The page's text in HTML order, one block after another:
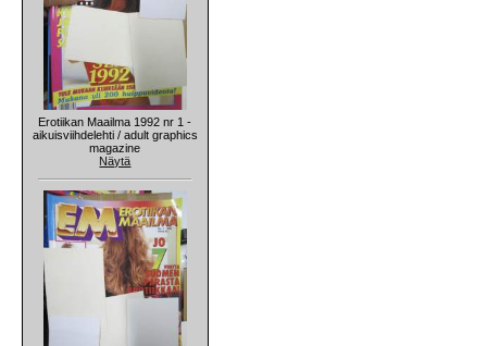
Erotiikan Maailma 1992 nr 1 -
aikuisviihdelehti / adult graphics
magazine
Näytä